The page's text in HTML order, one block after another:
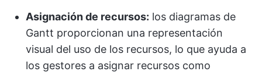
Asignación de recursos: los diagramas de
Gantt proporcionan una representación
visual del uso de los recursos, lo que ayuda a
los gestores a asignar recursos como